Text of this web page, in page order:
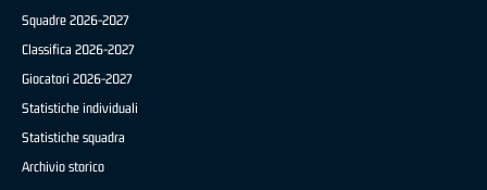
Squadre 2026-2027
Classifica 2026-2027
Giocatori 2026-2027
Statistiche individuali
Statistiche squadra
Archivio storico